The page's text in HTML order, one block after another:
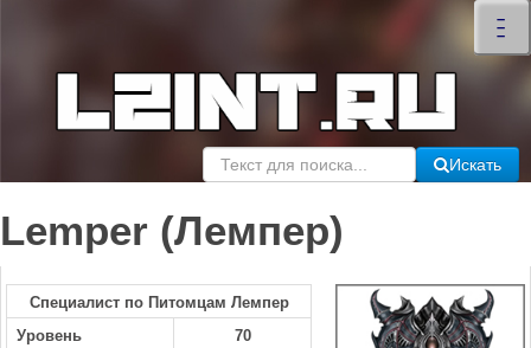
–
–
–
×
Искать
Lemper (Лемпер)
Специалист по Питомцам Лемпер
Уровень
70